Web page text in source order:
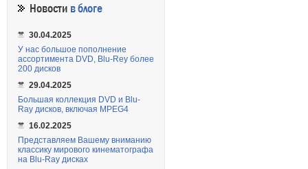
Новости в блоге
30.04.2025
У нас большое пополнение
ассортимента DVD, Blu-Rey более
200 дисков
29.04.2025
Большая коллекция DVD и Blu-
Ray дисков, включая MPEG4
16.02.2025
Представляем Вашему вниманию
классику мирового кинематографа
на Blu-Ray дисках